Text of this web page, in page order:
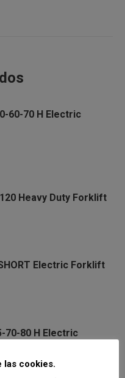
60-70 H Electric
120 Heavy Duty Forklift
Electric Forklift
70-80 H Electric
las cookies.